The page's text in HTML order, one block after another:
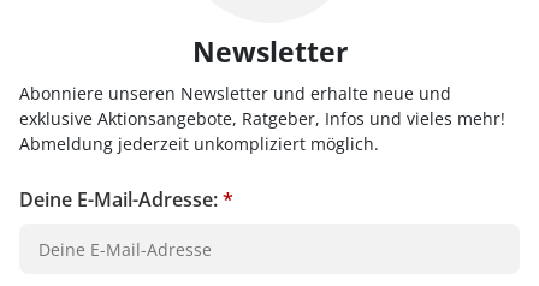
Newsletter
Abonniere unseren Newsletter und erhalte neue und
exklusive Aktionsangebote, Ratgeber, Infos und vieles mehr!
Abmeldung jederzeit unkompliziert möglich.
Deine E-Mail-Adresse:*